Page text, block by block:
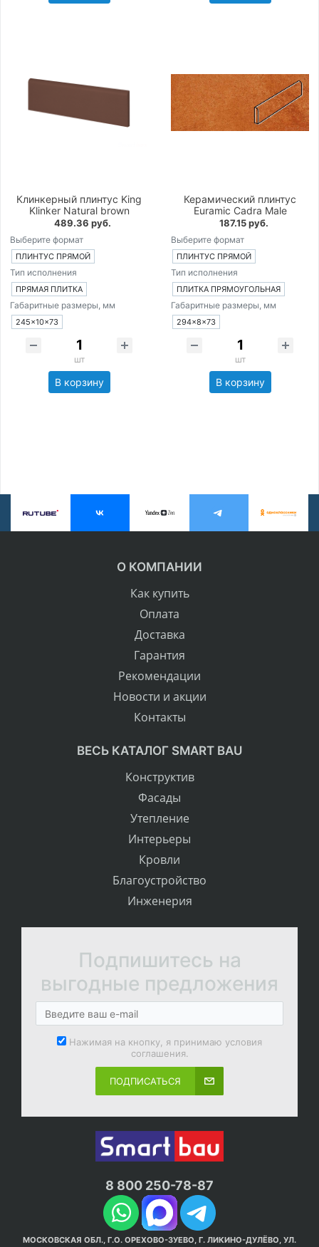
Клинкерный плинтус King
Klinker Natural brown
489.36 руб.
Выберите формат
ПЛИНТУС ПРЯМОЙ
Тип исполнения
ПРЯМАЯ ПЛИТКА
Габаритные размеры, мм
245×10×73
шт
В корзину
Керамический плинтус
Euramic Cadra Male
187.15 руб.
Выберите формат
ПЛИНТУС ПРЯМОЙ
Тип исполнения
ПЛИТКА ПРЯМОУГОЛЬНАЯ
Габаритные размеры, мм
294×8×73
шт
В корзину
О КОМПАНИИ
Как купить
Оплата
Доставка
Гарантия
Рекомендации
Новости и акции
Контакты
ВЕСЬ КАТАЛОГ SMART BAU
Конструктив
Фасады
Утепление
Интерьеры
Кровли
Благоустройство
Инженерия
Подпишитесь на
выгодные предложения
Нажимая на кнопку, я принимаю условия
соглашения.
ПОДПИСАТЬСЯ
8 800 250-78-87
МОСКОВСКАЯ ОБЛ., Г.О. ОРЕХОВО-ЗУЕВО, Г. ЛИКИНО-ДУЛЁВО, УЛ.